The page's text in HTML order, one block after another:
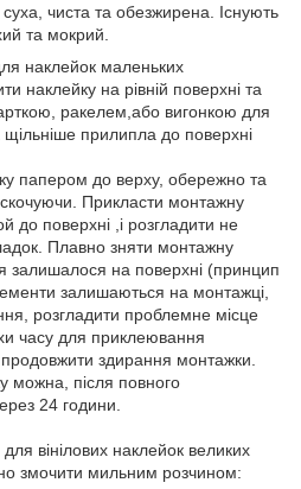
чиста та обезжирена. Існують
та мокрий.
наклейок маленьких
наклейку на рівній поверхні та
ракелем,або вигонкою для
прилипла до поверхні
папером до верху, обережно та
Прикласти монтажну
до поверхні ,і розгладити не
Плавно зняти монтажну
залишалося на поверхні (принцип
залишаються на монтажці,
розгладити проблемне місце
часу для приклеювання
здирання монтажки.
можна, після повного
24 години.
вінілових наклейок великих
змочити мильним розчином: